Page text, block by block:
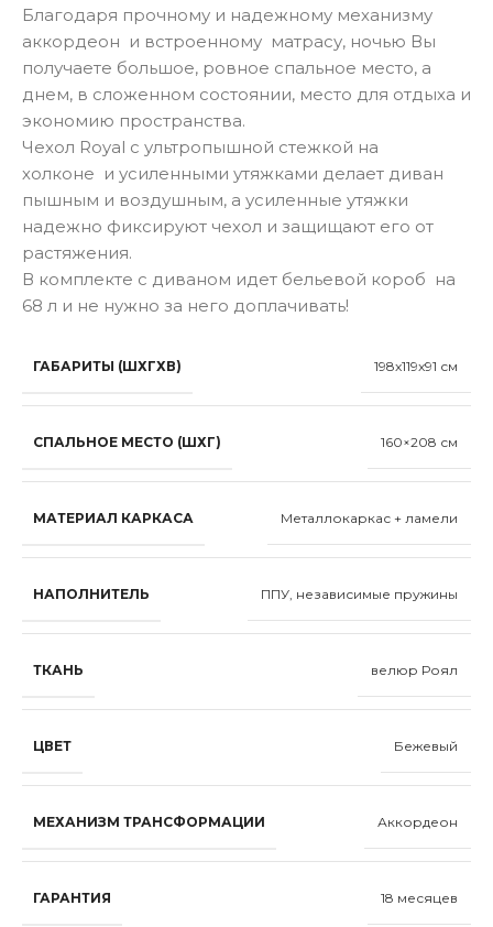
Благодаря прочному и надежному механизму
аккордеон и встроенному матрасу, ночью Вы
получаете большое, ровное спальное место, а
днем, в сложенном состоянии, место для отдыха и
экономию пространства.
Чехол Royal с ультропышной стежкой на
холконе и усиленными утяжками делает диван
пышным и воздушным, а усиленные утяжки
надежно фиксируют чехол и защищают его от
растяжения.
В комплекте с диваном идет бельевой короб на
68 л и не нужно за него доплачивать!
ГАБАРИТЫ (ШХГХВ) 198x119x91 см
СПАЛЬНОЕ МЕСТО (ШХГ) 160×208 см
МАТЕРИАЛ КАРКАСА Металлокаркас + ламели
НАПОЛНИТЕЛЬ ППУ, независимые пружины
ТКАНЬ велюр Роял
ЦВЕТ Бежевый
МЕХАНИЗМ ТРАНСФОРМАЦИИ Аккордеон
ГАРАНТИЯ 18 месяцев